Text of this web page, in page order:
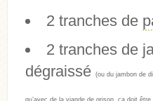
2 tranches de
2 tranches de
dégraissé (ou du jambon de